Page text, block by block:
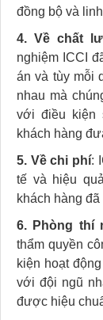
đồng bộ và
4. Về chất
nghiệm ICCI
án và tùy mỗi
nhau mà
với điều kiện
khách hàng
5. Về chi phí:
tế và hiệu
khách hàng đã
6. Phòng thí
thẩm quyền
kiện hoạt
với đội ngũ
được hiệu